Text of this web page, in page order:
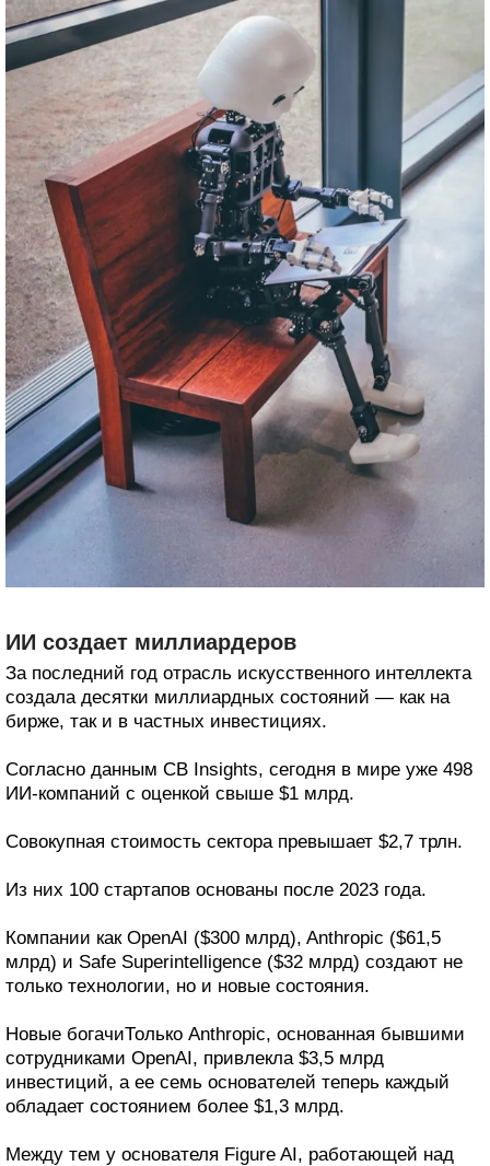
ИИ создает миллиардеров
За последний год отрасль искусственного интеллекта
создала десятки миллиардных состояний — как на
бирже, так и в частных инвестициях.
Согласно данным CB Insights, сегодня в мире уже 498
ИИ-компаний с оценкой свыше $1 млрд.
Совокупная стоимость сектора превышает $2,7 трлн.
Из них 100 стартапов основаны после 2023 года.
Компании как OpenAI ($300 млрд), Anthropic ($61,5
млрд) и Safe Superintelligence ($32 млрд) создают не
только технологии, но и новые состояния.
Новые богачиТолько Anthropic, основанная бывшими
сотрудниками OpenAI, привлекла $3,5 млрд
инвестиций, а ее семь основателей теперь каждый
обладает состоянием более $1,3 млрд.
Между тем у основателя Figure AI, работающей над